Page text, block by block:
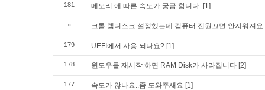
181 메모리 애 따른 속도가 궁금 함니다. [1]
» 크롬 램디스크 설정했는데 컴퓨터 전원끄면 안지워져요
179 UEFI에서 사용 되나요? [1]
178 윈도우를 재시작 하면 RAM Disk가 사라집니다 [2]
177 속도가 않나요..좀 도와주새요 [1]